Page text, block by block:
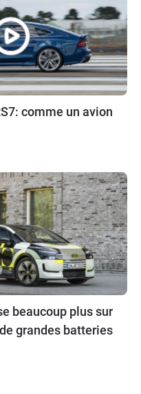
comme un avion
beaucoup plus sur
grandes batteries